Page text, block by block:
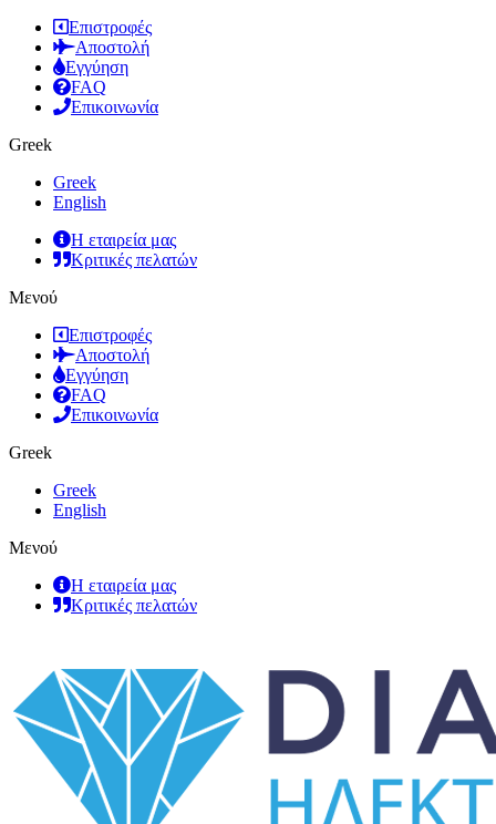
Επιστροφές
Αποστολή
Εγγύηση
FAQ
Επικοινωνία
Greek
Greek
English
Η εταιρεία μας
Κριτικές πελατών
Μενού
Επιστροφές
Αποστολή
Εγγύηση
FAQ
Επικοινωνία
Greek
Greek
English
Μενού
Η εταιρεία μας
Κριτικές πελατών